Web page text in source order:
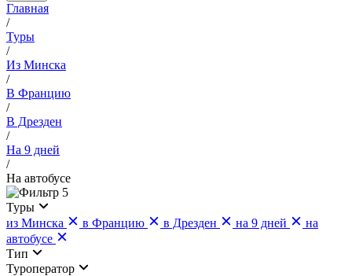
Главная
/
Туры
/
Из Минска
/
В Францию
/
В Дрезден
/
На 9 дней
/
На автобусе
5
Туры
из Минска
в Францию в Дрезден на 9 дней
на
автобусе
Тип
Туроператор